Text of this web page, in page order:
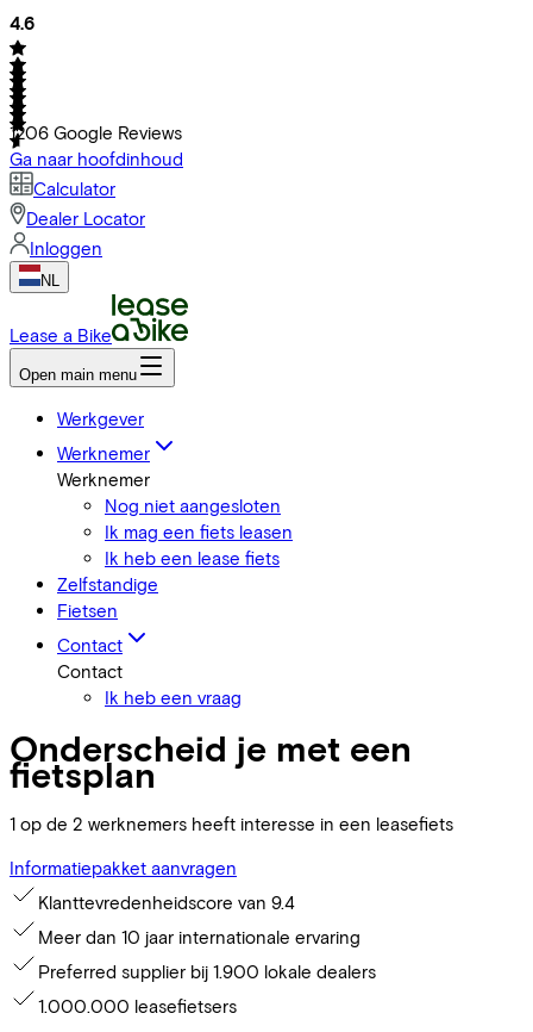
4.6
1206 Google Reviews
Ga naar hoofdinhoud
Calculator
Dealer Locator
Inloggen
NL
Lease a Bike
Open main menu
Werkgever
Werknemer
Werknemer
Nog niet aangesloten
Ik mag een fiets leasen
Ik heb een lease fiets
Zelfstandige
Fietsen
Contact
Contact
Ik heb een vraag
Onderscheid je met een
fietsplan
1 op de 2 werknemers heeft interesse in een leasefiets
Informatiepakket aanvragen
Klanttevredenheidscore van 9.4
Meer dan 10 jaar internationale ervaring
Preferred supplier bij 1.900 lokale dealers
1.000.000 leasefietsers